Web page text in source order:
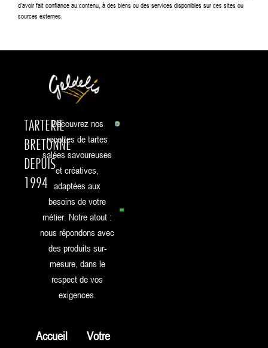
d’avoir fait confiance au contenu, à des biens ou des services disponibles sur ces sites ou
sources externes.
TARTERIE
BRETONNE
DEPUIS
1994
Découvrez nos
recettes de tartes
salées savoureuses
et créatives,
adaptées aux
besoins de votre
métier. Notre atout :
nous répondons avec
des produits sur-
mesure, dans le
respect de vos
exigences.
Accueil
Votre